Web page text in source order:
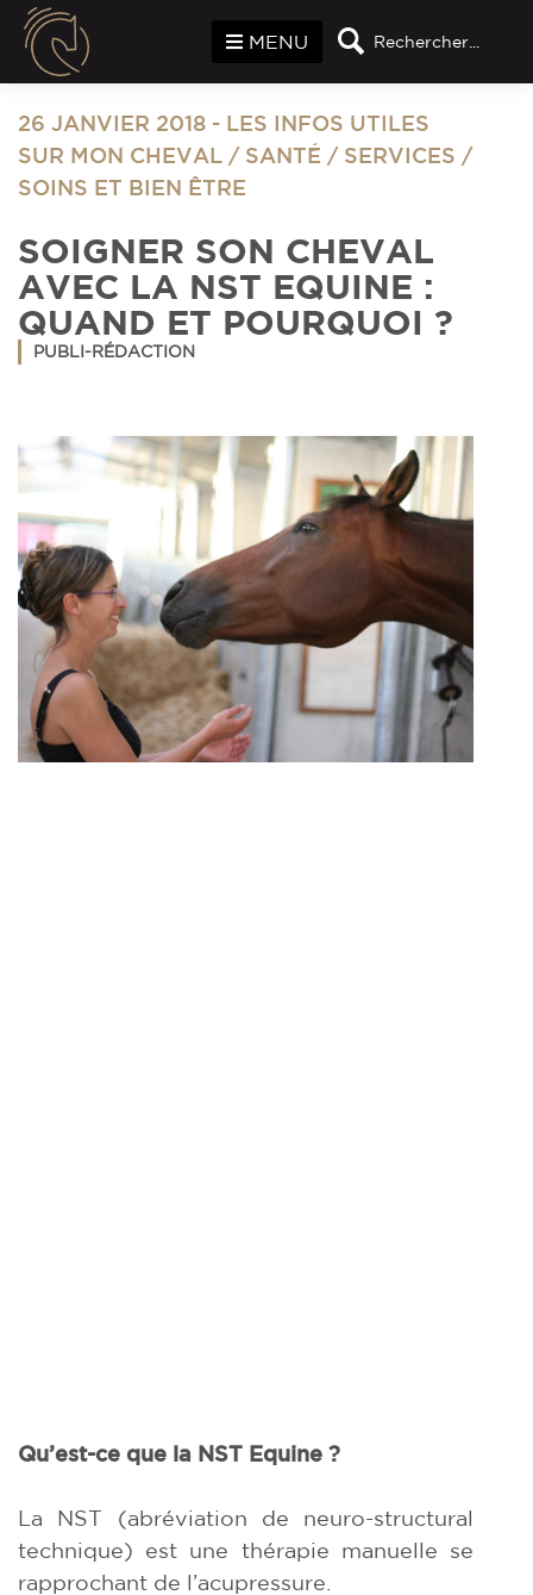
Rechercher...
MENU
26 JANVIER 2018 - LES INFOS UTILES
SUR MON CHEVAL / SANTÉ / SERVICES /
SOINS ET BIEN ÊTRE
SOIGNER SON CHEVAL
AVEC LA NST EQUINE :
QUAND ET POURQUOI ?
PUBLI-RÉDACTION
Qu’est-ce que la NST Equine ?
La NST (abréviation de neuro-structural
technique) est une thérapie manuelle se
rapprochant de l’acupressure.
Panneau de gestion des cookies